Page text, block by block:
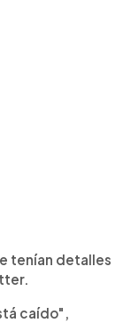
tenían detalles
caído",